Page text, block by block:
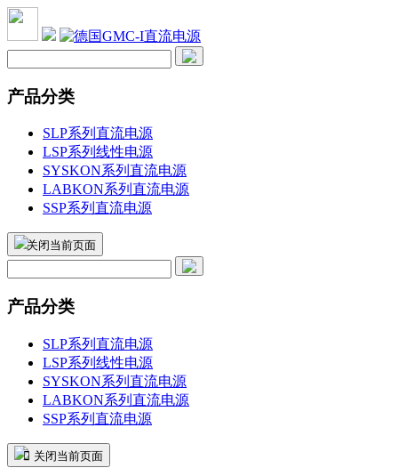
产品分类
SLP系列直流电源
LSP系列线性电源
SYSKON系列直流电源
LABKON系列直流电源
SSP系列直流电源
关闭当前页面
产品分类
SLP系列直流电源
LSP系列线性电源
SYSKON系列直流电源
LABKON系列直流电源
SSP系列直流电源
 关闭当前页面